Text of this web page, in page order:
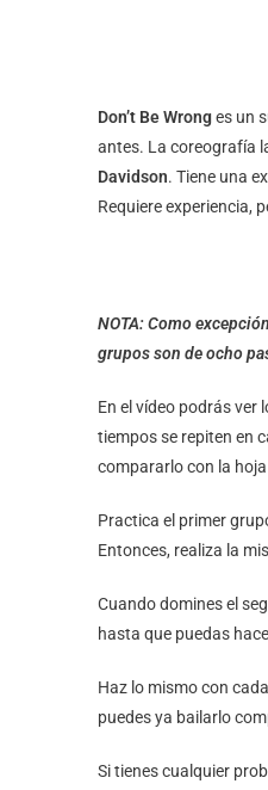
Don’t Be Wronges un
antes. La coreografía
Davidson. Tiene una
Requiere experiencia,
NOTA: Como
grupos son de ocho
En el vídeo podrás ver
tiempos se repiten en
compararlo con la
Practica el primer
Entonces, realiza la
Cuando domines el
hasta que puedas
Haz lo mismo con
puedes ya bailarlo
Si tienes cualquier